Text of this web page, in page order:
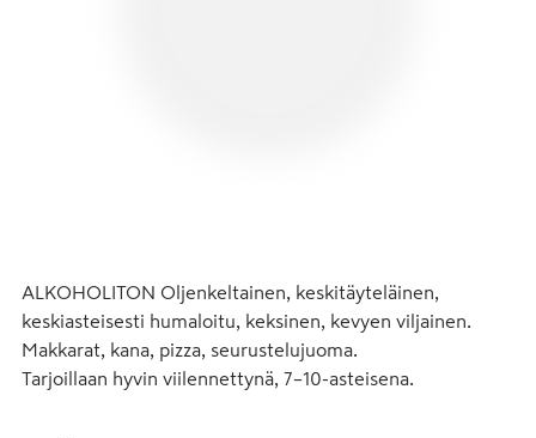
ALKOHOLITON Oljenkeltainen, keskitäyteläinen,
keskiasteisesti humaloitu, keksinen, kevyen viljainen.
Makkarat, kana, pizza, seurustelujuoma.
Tarjoillaan hyvin viilennettynä, 7–10-asteisena.